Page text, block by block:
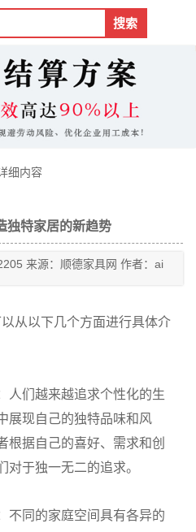
搜索
细内容
独特家居的新趋势
来源：顺德家具网 作者：ai
从以下几个方面进行具体介
人们越来越追求个性化的生
展现自己的独特品味和风
根据自己的喜好、需求和创
对于独一无二的追求。
不同的家庭空间具有各异的